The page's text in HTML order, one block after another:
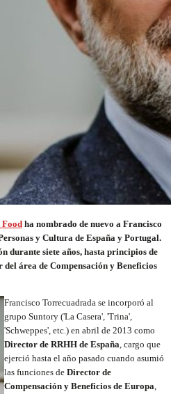
ha nombrado de nuevo a Francisco
y Cultura de España y Portugal.
durante siete años, hasta principios de
del área de Compensación y Beneficios
Francisco Torrecuadrada se incorporó al
grupo Suntory ('La Casera', 'Trina',
'Schweppes', etc.) en abril de 2013 como
Director de RRHH de España, cargo que
ejerció hasta el año pasado cuando asumió
las funciones de Director de
Compensación y Beneficios de Europa,